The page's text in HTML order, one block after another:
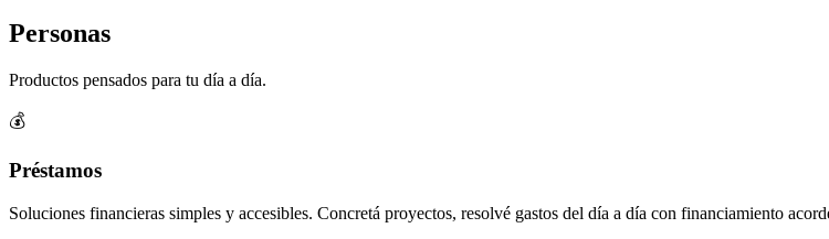
Personas
Productos pensados para tu día a día.
💰
Préstamos
Soluciones financieras simples y accesibles. Concretá proyectos, resolvé gastos del día a día con financiamiento